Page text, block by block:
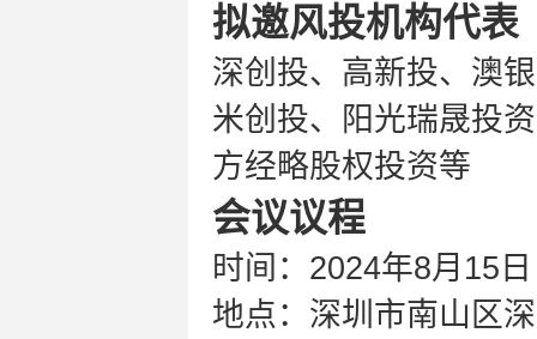
拟邀风投机构代表
深创投、高新投、澳
米创投、阳光瑞晟投
方经略股权投资等
会议议程
时间：2024年8月15
地点：深圳市南山区